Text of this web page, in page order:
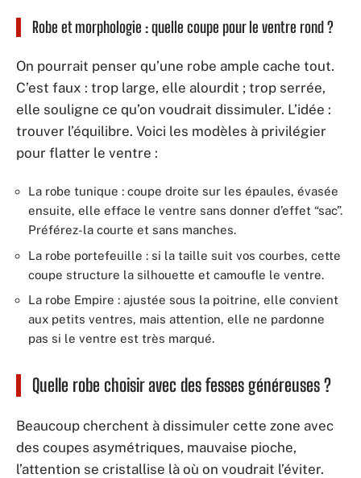
Robe et morphologie : quelle coupe pour le ventre rond ?
On pourrait penser qu’une robe ample cache tout.
C’est faux : trop large, elle alourdit ; trop serrée,
elle souligne ce qu’on voudrait dissimuler. L’idée :
trouver l’équilibre. Voici les modèles à privilégier
pour flatter le ventre :
La robe tunique : coupe droite sur les épaules, évasée
ensuite, elle efface le ventre sans donner d’effet “sac”.
Préférez-la courte et sans manches.
La robe portefeuille : si la taille suit vos courbes, cette
coupe structure la silhouette et camoufle le ventre.
La robe Empire : ajustée sous la poitrine, elle convient
aux petits ventres, mais attention, elle ne pardonne
pas si le ventre est très marqué.
Quelle robe choisir avec des fesses généreuses ?
Beaucoup cherchent à dissimuler cette zone avec
des coupes asymétriques, mauvaise pioche,
l’attention se cristallise là où on voudrait l’éviter.